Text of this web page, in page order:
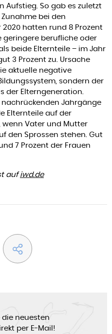
Aufstieg. So gab es zuletzt
bei den
hatten rund 8 Prozent
geringere berufliche oder
beide Elternteile – im Jahr
3 Prozent zu. Ursache
aktuelle negative
sondern der
der Elterngeneration.
Jahrgänge
Elternteile auf der
wenn Vater und Mutter
den Sprossen stehen. Gut
7 Prozent der Frauen
aufiwd.de
die neuesten
per E-Mail!